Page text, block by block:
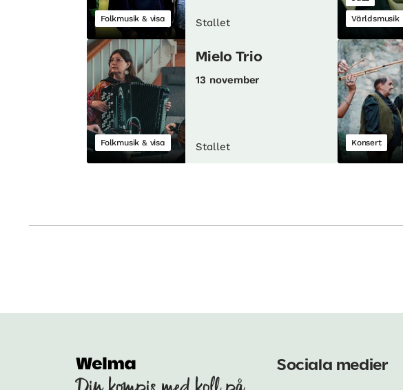
Folkmusik & visa Stallet Världsmusik
Folkmusik & visa
Mielo Trio
13 november
Stallet Konsert
Sociala medier